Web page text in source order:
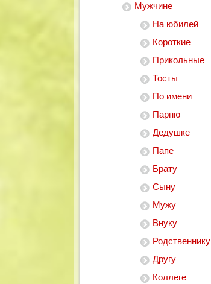
Мужчине
На юбилей
Короткие
Прикольные
Тосты
По имени
Парню
Дедушке
Папе
Брату
Сыну
Мужу
Внуку
Родственнику
Другу
Коллеге